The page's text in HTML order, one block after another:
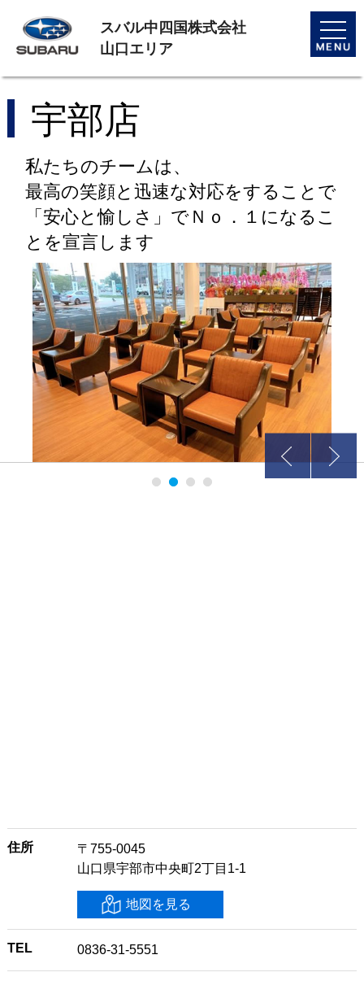
toggle
スバル中四国株式会社
山口エリア
宇部店
私たちのチームは、
最高の笑顔と迅速な対応をすることで
「安心と愉しさ」でＮｏ．１になるこ
とを宣言します
住所
〒755-0045
山口県宇部市中央町2丁目1-1
地図を見る
TEL 0836-31-5551